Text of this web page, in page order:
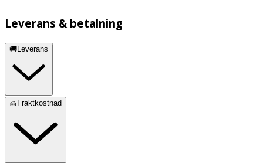
Leverans & betalning
🚚Leverans
🧺Fraktkostnad